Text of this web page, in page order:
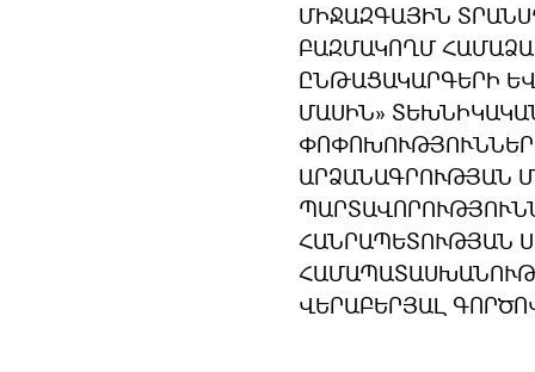
ՄԻՋԱԶԳԱՅԻՆ
ԲԱԶՄԱԿՈՂՄ
ԸՆԹԱՑԱԿԱՐԳԵՐԻ
ՄԱՍԻՆ»
ԱՐՁԱՆԱԳՐՈՒԹՅԱՆ
ՀԱՆՐԱՊԵՏՈՒԹՅԱՆ
ՎԵՐԱԲԵՐՅԱԼ